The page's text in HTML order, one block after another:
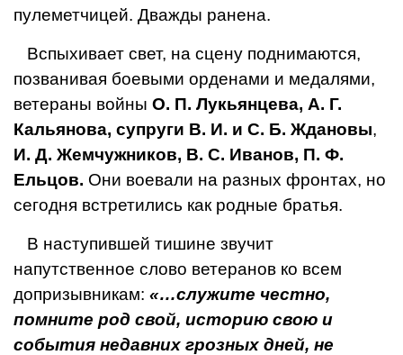
пулеметчицей. Дважды ра­нена.
Вспыхивает свет, на сце­ну поднимаются,
позванивая боевыми орденами и меда­лями,
ветераны войны О. П. Лукьянцева, А. Г.
Кальяно­ва, супруги В. И. и С. Б. Ждановы,
И. Д. Жемчужни­ков, В. С. Иванов, П. Ф.
Ельцов. Они воевали на раз­ных фронтах, но
сегодня встретились как родные братья.
В наступившей тишине звучит
напутственное слово ветеранов ко всем
допризыв­никам: «…служите честно,
помните род свой, историю свою и
события недавних грозных дней, не